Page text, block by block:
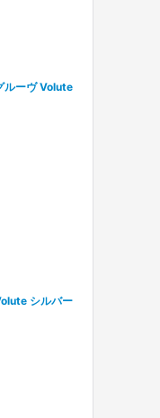
ルーヴ Volute
シルバー